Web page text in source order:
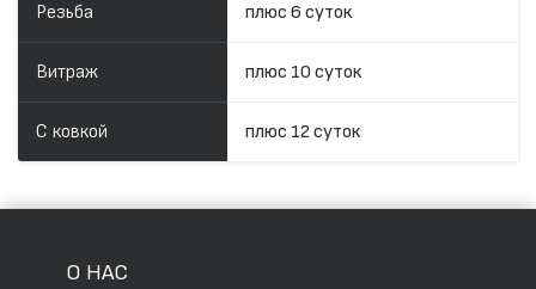
Резьба плюс 6 суток
Витраж плюс 10 суток
С ковкой плюс 12 суток
О НАС